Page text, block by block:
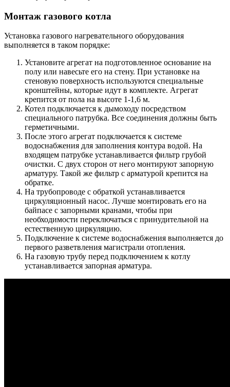
Монтаж газового котла
Установка газового нагревательного оборудования
выполняется в таком порядке:
Установите агрегат на подготовленное основание на
полу или навесьте его на стену. При установке на
стеновую поверхность используются специальные
кронштейны, которые идут в комплекте. Агрегат
крепится от пола на высоте 1-1,6 м.
Котел подключается к дымоходу посредством
специального патрубка. Все соединения должны быть
герметичными.
После этого агрегат подключается к системе
водоснабжения для заполнения контура водой. На
входящем патрубке устанавливается фильтр грубой
очистки. С двух сторон от него монтируют запорную
арматуру. Такой же фильтр с арматурой крепится на
обратке.
На трубопроводе с обраткой устанавливается
циркуляционный насос. Лучше монтировать его на
байпасе с запорными кранами, чтобы при
необходимости переключаться с принудительной на
естественную циркуляцию.
Подключение к системе водоснабжения выполняется до
первого разветвления магистрали отопления.
На газовую трубу перед подключением к котлу
устанавливается запорная арматура.